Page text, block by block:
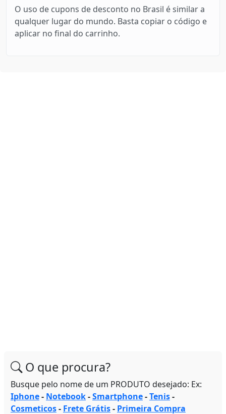
O uso de cupons de desconto no Brasil é similar a
qualquer lugar do mundo. Basta copiar o código e
aplicar no final do carrinho.
O que procura?
Busque pelo nome de um PRODUTO desejado: Ex:
Iphone- Notebook-Smartphone-Tenis-
Cosmeticos- Frete Grátis- Primeira Compra